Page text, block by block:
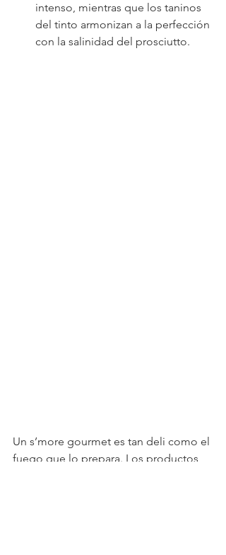
intenso, mientras que los taninos
del tinto armonizan a la perfección
con la salinidad del prosciutto.
Un s’more gourmet es tan deli como el
fuego que lo prepara. Los productos